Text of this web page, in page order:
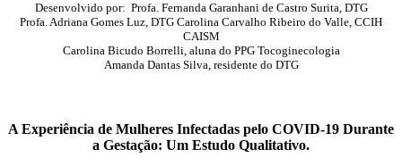
Desenvolvido por: Profa. Fernanda Garanhani de Castro Surita, DTG
Profa. Adriana Gomes Luz, DTG Carolina Carvalho Ribeiro do Valle, CCIH
CAISM
Carolina Bicudo Borrelli, aluna do PPG Tocoginecologia
Amanda Dantas Silva, residente do DTG
A Experiência de Mulheres Infectadas pelo COVID-19 Durante
a Gestação: Um Estudo Qualitativo.